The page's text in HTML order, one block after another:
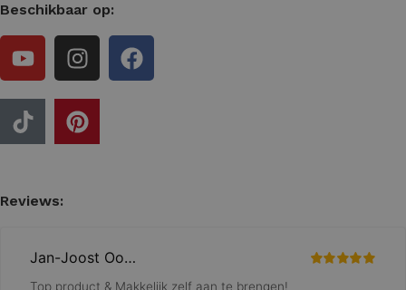
Beschikbaar op:
Reviews: